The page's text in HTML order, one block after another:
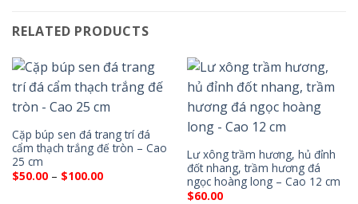
RELATED PRODUCTS
Cặp búp sen đá trang trí đá
cẩm thạch trắng đế tròn – Cao
25 cm
$50.00 – $100.00Price
range:
Lư xông trầm hương, hủ đỉnh
đốt nhang, trầm hương đá
ngọc hoàng long – Cao 12 cm
$60.00